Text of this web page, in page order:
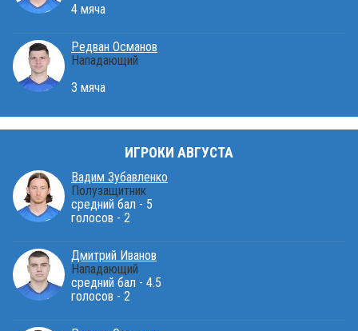
4 мяча
Редван Османов
Нападающий
3 мяча
ИГРОКИ АВГУСТА
Вадим Зубавленко
Полузащитник
средний бал - 5
голосов - 2
Дмитрий Иванов
Нападающий
средний бал - 4.5
голосов - 2